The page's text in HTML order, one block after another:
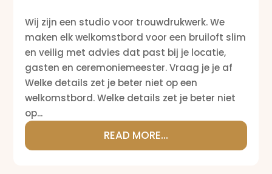
Wij zijn een studio voor trouwdrukwerk. We
maken elk welkomstbord voor een bruiloft slim
en veilig met advies dat past bij je locatie,
gasten en ceremoniemeester. Vraag je je af
Welke details zet je beter niet op een
welkomstbord. Welke details zet je beter niet
op...
READ MORE...